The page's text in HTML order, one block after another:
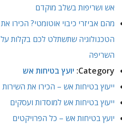
אש ושריפות בשלב מוקדם
מהם אביזרי כיבוי אוטומטי? הכירו את
הטכנולוגיה שתשתלט לכם בקלות על
השריפה
Category: יועץ בטיחות אש
ייעוץ בטיחות אש – הכירו את השירות
ייעוץ בטיחות אש למוסדות ועסקים
יועץ בטיחות אש – כל הפרויקטים